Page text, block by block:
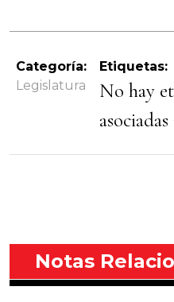
Categoría:
Legislatura
Etiquetas:
No hay
Notas